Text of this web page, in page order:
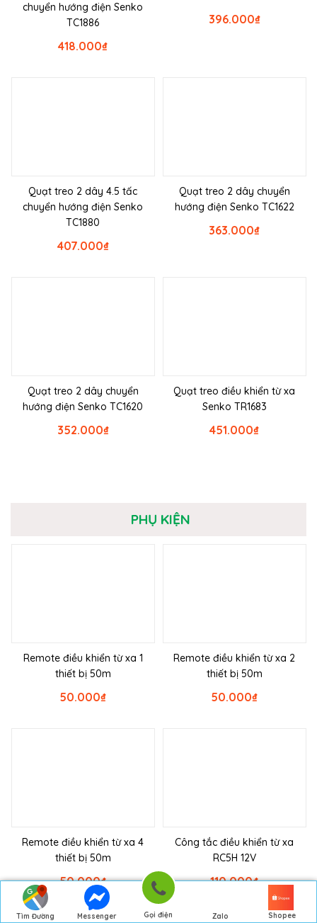
Tìm Đường
Messenger Gọi điện Zalo Shopee
chuyển hướng điện Senko
TC1886
₫
418.000
₫
396.000
Quạt treo 2 dây 4.5 tấc
chuyển hướng điện Senko
TC1880
₫
407.000
Quạt treo 2 dây chuyển
hướng điện Senko TC1622
₫
363.000
Quạt treo 2 dây chuyển
hướng điện Senko TC1620
₫
352.000
Quạt treo điều khiển từ xa
Senko TR1683
₫
451.000
PHỤ KIỆN
Remote điều khiển từ xa 1
thiết bị 50m
₫
50.000
Remote điều khiển từ xa 2
thiết bị 50m
₫
50.000
Remote điều khiển từ xa 4
thiết bị 50m
₫
50.000
Công tắc điều khiển từ xa
RC5H 12V
₫
110.000